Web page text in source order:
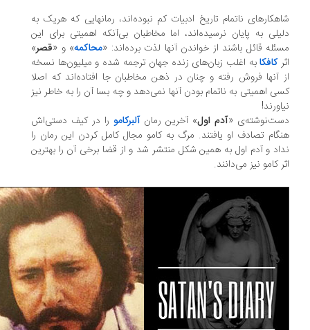
ناتمام تاریخ ادبیات کم نبوده‌اند، رمانهایی که هریک به
به پایان نرسیده‌اند، اما مخاطبان بی‌آنکه اهمیتی برای این
قائل باشند از خواندن آنها لذت برده‌اند: «محاکمه» و «قصر»
کافکابه اغلب زبان‌های زنده جهان ترجمه شده و میلیون‌ها نسخه
آنها فروش رفته و چنان در ذهن مخاطبان جا افتاده‌اند که اصلا
اهمیتی به ناتمام بودن آنها نمی‌دهد و چه بسا آن را به خاطر نیز
«آدم اول» آخرین رمان آلبرکامورا در کیف دستی‌اش
تصادف او یافتند. مرگ به کامو مجال کامل کردن این رمان را
و آدم اول به همین شکل منتشر شد و از قضا برخی آن را بهترین
کامو نیز می‌دانند.